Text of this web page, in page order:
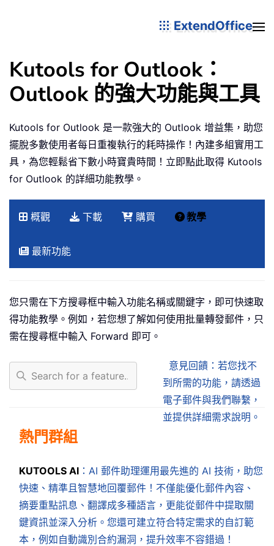
ExtendOffice
Kutools for Outlook：
Outlook 的強大功能與工具
Kutools for Outlook 是一款強大的 Outlook 增益集，助您
擺脫多數使用者每日重複執行的耗時操作！內建多組實用工
具，為您輕鬆省下數小時寶貴時間！立即點此取得 Kutools
for Outlook 的詳細功能教學。
概觀 下載 購買 教學
最新功能
您只需在下方搜尋框中輸入功能名稱或關鍵字，即可快速取
得功能教學。例如，若您想了解如何使用批量轉發郵件，只
需在搜尋框中輸入 Forward 即可。
意見回饋：若您找不
到所需的功能，請透過
電子郵件與我們聯繫，
並提供詳細需求說明。
熱門群組
KUTOOLS AI ：AI 郵件助理運用最先進的 AI 技術，助您
快速、精準且智慧地回覆郵件！不僅能優化郵件內容、
摘要重點訊息、翻譯成多種語言，更能從郵件中提取關
鍵資訊並深入分析。您還可建立符合特定需求的自訂範
本，例如自動識別合約漏洞，提升效率不容錯過！